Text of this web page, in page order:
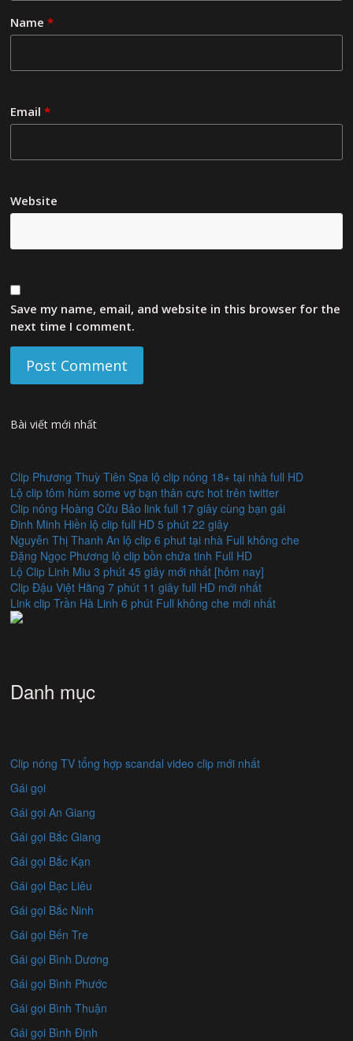
Name*
Email*
Website
Save my name, email, and website in this browser for the
next time I comment.
Bài viết mới nhất
Clip Phương Thuỳ Tiên Spa lộ clip nóng 18+ tại nhà full HD
Lộ clip tôm hùm some vợ bạn thân cực hot trên twitter
Clip nóng Hoàng Cửu Bảo link full 17 giây cùng bạn gái
Đinh Minh Hiền lộ clip full HD 5 phút 22 giây
Nguyễn Thị Thanh An lộ clip 6 phut tại nhà Full không che
Đặng Ngọc Phương lộ clip bồn chứa tinh Full HD
Lộ Clip Linh Miu 3 phút 45 giây mới nhất [hôm nay]
Clip Đậu Việt Hằng 7 phút 11 giây full HD mới nhất
Link clip Trần Hà Linh 6 phút Full không che mới nhất
Danh mục
Clip nóng TV tổng hợp scandal video clip mới nhất
Gái gọi
Gái gọi An Giang
Gái gọi Bắc Giang
Gái gọi Bắc Kạn
Gái gọi Bạc Liêu
Gái gọi Bắc Ninh
Gái gọi Bến Tre
Gái gọi Bình Dương
Gái gọi Bình Phước
Gái gọi Bình Thuận
Gái gọi Bình Định